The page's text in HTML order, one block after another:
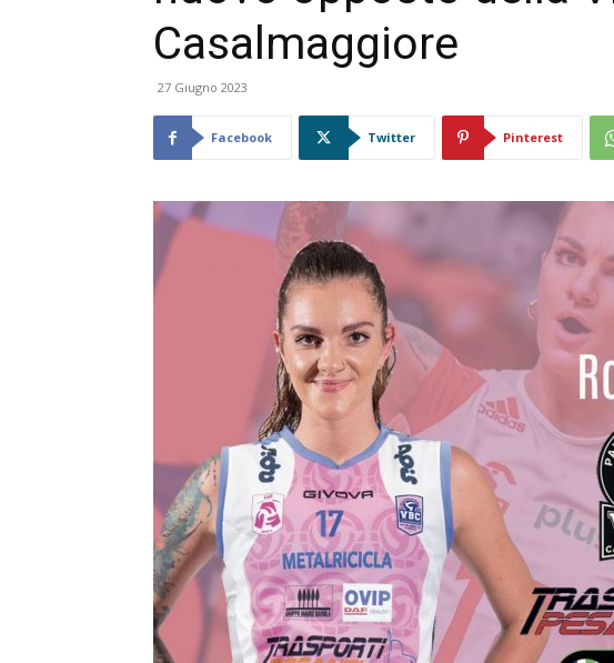
Casalmaggiore
27 Giugno 2023
Facebook Twitter Pinterest